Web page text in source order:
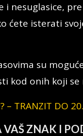
nesuglasice,
ćete isterati
su
kod onih koji
– TRANZIT DO
VAŠ ZNAK I